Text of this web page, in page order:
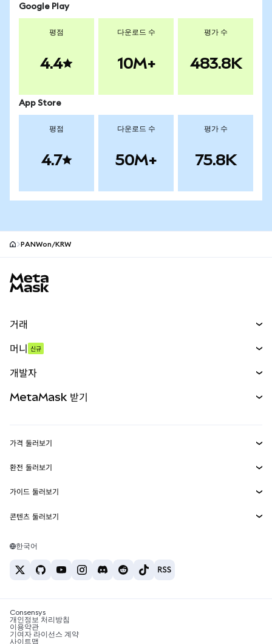
Google Play
평점
4.4
다운로드 수
10M+
평가 수
483.8K
App Store
평점
4.7
다운로드 수
50M+
평가 수
75.8K
PANWon/KRW
거래
무기한 선물
실물자산
머니 신규
개발자
MetaMask Connect
Snaps
웹3 서비스
MetaMask 받기
보안
고객 지원
채용
가격 둘러보기
이더리움 가격
솔라나 가격
테더 가격
환전 둘러보기
ETH를 USD로 환전
USDT를 INR로 환전
BTC를 INR로 환전
ETH를 USDT로 환전
가이드 둘러보기
ETH 매수
USDT 매수
SHIB 매수
BNB 매수
콘텐츠 둘러보기
솔라나 지갑
암호화폐 세금 뉴스
암호화폐 매수 방법
한국어
Consensys
개인정보 처리방침
이용약관
기여자 라이선스 계약
사이트맵